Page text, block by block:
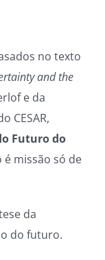
no texto
and the
e da
CESAR,
Futuro do
é missão só de
da
do futuro.